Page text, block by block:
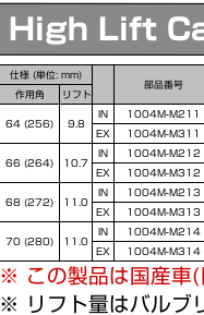
High Lift
仕様 (単位: mm)
部品番号
作用角
リフト
64 (256) 9.8
IN
1004M-M211
EX
1004M-M311
66 (264) 10.7
IN
1004M-M212
EX
1004M-M312
68 (272) 11.0
IN
1004M-M213
EX
1004M-M313
70 (280) 11.0
IN
1004M-M214
EX
1004M-M314
※ この製品は国産車(
※ リフト量はバルブ